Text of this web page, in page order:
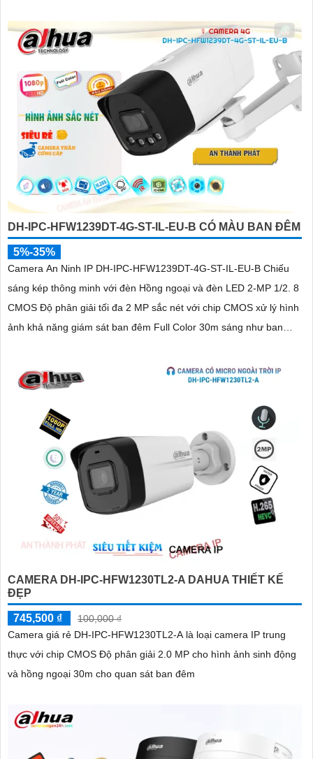
DH-IPC-HFW1239DT-4G-ST-IL-EU-B CÓ MÀU BAN ĐÊM
5%-35%
Camera An Ninh IP DH-IPC-HFW1239DT-4G-ST-IL-EU-B Chiếu
sáng kép thông minh với đèn Hồng ngoại và đèn LED 2-MP 1/2. 8
CMOS Độ phân giải tối đa 2 MP sắc nét với chip CMOS xử lý hình
ảnh khả năng giám sát ban đêm Full Color 30m sáng như ban
CAMERA DH-IPC-HFW1230TL2-A DAHUA THIẾT KẾ
ĐẸP
745,500 ₫
100,000 ₫
Camera giá rẻ DH-IPC-HFW1230TL2-A là loại camera IP trung
thực với chip CMOS Độ phân giải 2.0 MP cho hình ảnh sinh động
và hồng ngoại 30m cho quan sát ban đêm